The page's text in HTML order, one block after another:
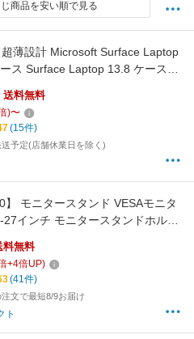
じ商品を安い順で見る
超薄設計 Microsoft Surface Laptop
ス Surface Laptop 13.8 ケース
Go 3 Go 2 Go 1 クリアハード
ンチ Surface Laptop5 4 3用ハー
ア保護ケースカバー 13.5インチ
ス送料無料！【ra98226】
送料無料
)〜
(15件)
予定(店舗休業日を除く)
】 モニタースタンド VESAモニタ
27インチ モニタースタンドホルダ
スクモニタースタンド 液晶テレ
ィスプレイ 上下角度回転 折り畳み
対応 最大100*100mm 耐荷重
料無料
+4倍UP)
(41件)
文で最短8/9お届け
ト